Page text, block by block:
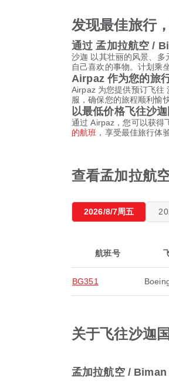
发现最佳旅行
通过 孟加拉航空 /
沙迦 以其壮丽的风景、多
自己喜欢的事物。计划乘
Airpaz 作为您的旅
Airpaz 为您提供预订飞往
服，确保您的旅程顺利愉
以最低价格飞往沙
通过 Airpaz，您可以获得
的航班 ，享受最佳旅行体
查看孟加拉航
2026/8/7周五
航班号
BG351
关于飞往沙迦
孟加拉航空 /